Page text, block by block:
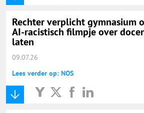
Rechter verplicht gymnasium
AI-racistisch filmpje over
laten
09.07.26
Lees verder op: NOS